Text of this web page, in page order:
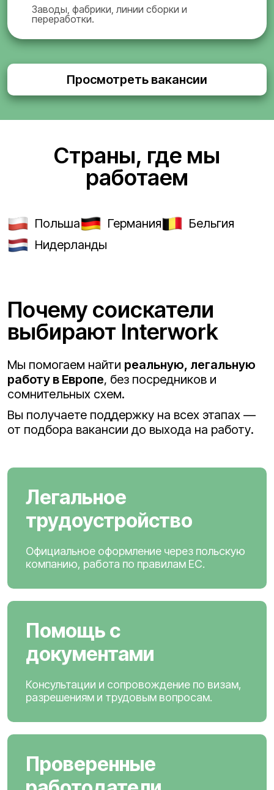
Заводы, фабрики, линии сборки и
переработки.
Просмотреть вакансии
Страны, где мы
работаем
Польша Германия
Бельгия
Нидерланды
Почему соискатели
выбирают Interwork
Мы помогаем найти реальную, легальную
работу в Европе, без посредников и
сомнительных схем.
Вы получаете поддержку на всех этапах —
от подбора вакансии до выхода на работу.
Легальное
трудоустройство
Официальное оформление через польскую
компанию, работа по правилам ЕС.
Помощь с
документами
Консультации и сопровождение по визам,
разрешениям и трудовым вопросам.
Проверенные